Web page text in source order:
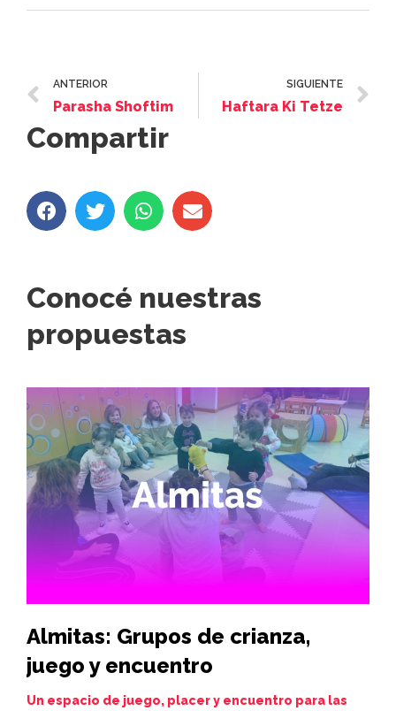
ANTERIOR
Parasha Shoftim
SIGUIENTE
Haftara Ki Tetze
Compartir
Conocé nuestras
propuestas
Almitas: Grupos de crianza,
juego y encuentro
Un espacio de juego, placer y encuentro para las